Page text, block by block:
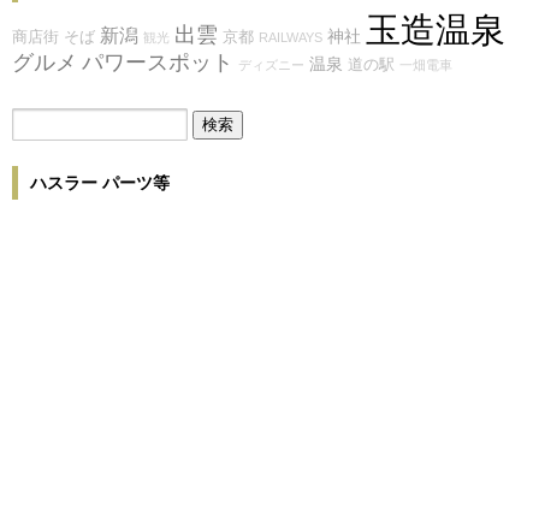
商店街 そば 新潟 観光 出雲 京都 RAILWAYS 神社 玉造温泉
グルメ パワースポット ディズニー 温泉 道の駅 一畑電車
ハスラー パーツ等